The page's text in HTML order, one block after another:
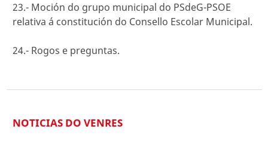
23.- Moción do grupo municipal do PSdeG-PSOE
relativa á constitución do Consello Escolar Municipal.
24.- Rogos e preguntas.
NOTICIAS DO VENRES